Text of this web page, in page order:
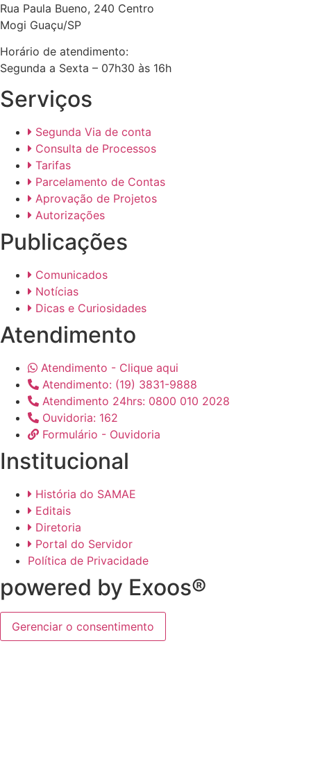
Rua Paula Bueno, 240 Centro
Mogi Guaçu/SP
Horário de atendimento:
Segunda a Sexta – 07h30 às 16h
Serviços
Segunda Via de conta
Consulta de Processos
Tarifas
Parcelamento de Contas
Aprovação de Projetos
Autorizações
Publicações
Comunicados
Notícias
Dicas e Curiosidades
Atendimento
Atendimento - Clique aqui
Atendimento: (19) 3831-9888
Atendimento 24hrs: 0800 010 2028
Ouvidoria: 162
Formulário - Ouvidoria
Institucional
História do SAMAE
Editais
Diretoria
Portal do Servidor
Política de Privacidade
powered by Exoos®
Gerenciar o consentimento